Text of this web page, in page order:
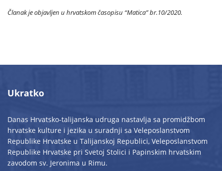
Članak je objavljen u hrvatskom časopisu “Matica” br.10/2020.
Ukratko
Danas Hrvatsko-talijanska udruga nastavlja sa promidžbom
hrvatske kulture i jezika u suradnji sa Veleposlanstvom
Republike Hrvatske u Talijanskoj Republici, Veleposlanstvom
Republike Hrvatske pri Svetoj Stolici i Papinskim hrvatskim
zavodom sv. Jeronima u Rimu.